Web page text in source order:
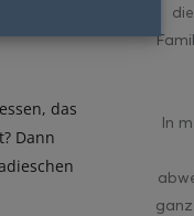
das
Dann
In